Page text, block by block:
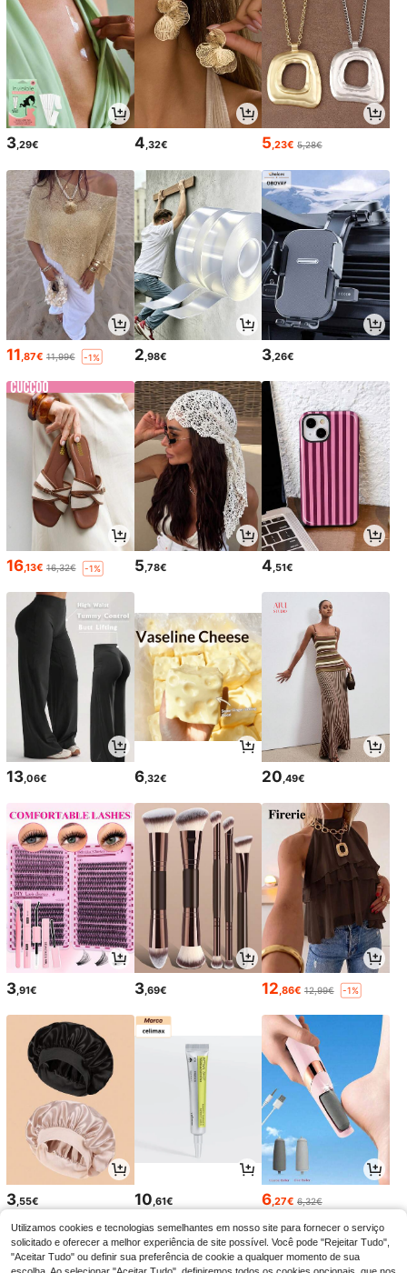
3,29€ 4,32€ 5,23€ 5,28€
11 ,87€ 11,99€ -1% 2 ,98€ 3 ,26€
16,13€ 16,32€ -1% 5,78€ 4,51€
13,06€ 6,32€ 20,49€
3 ,91€ 3,69€ 12 ,86€ 12,99€ -1%
3 ,55€ 10 ,61€ 6,27€ 6,32€
Utilizamos cookies e tecnologias semelhantes em nosso site para fornecer o serviço
solicitado e oferecer a melhor experiência de site possível. Você pode "Rejeitar Tudo",
"Aceitar Tudo" ou definir sua preferência de cookie a qualquer momento de sua